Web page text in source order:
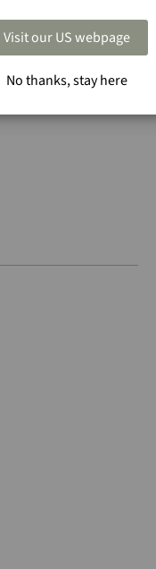
Visit our US webpage
No thanks, stay here